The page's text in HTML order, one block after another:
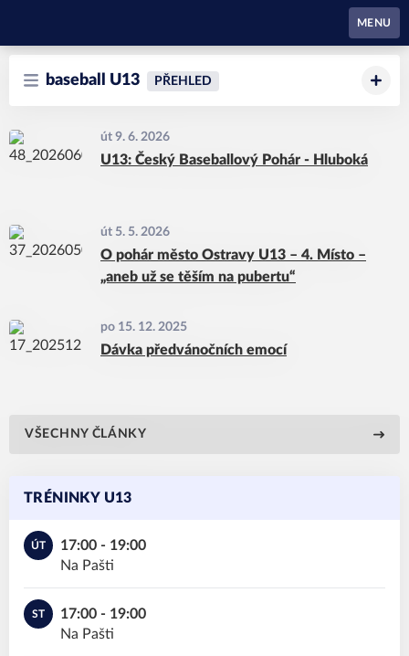
MENU
baseball U13 PŘEHLED
út 9. 6. 2026
U13: Český Baseballový Pohár - Hluboká
út 5. 5. 2026
O pohár město Ostravy U13 – 4. Místo –
„aneb už se těším na pubertu“
po 15. 12. 2025
Dávka předvánočních emocí
VŠECHNY ČLÁNKY
TRÉNINKY U13
ÚT
17:00 - 19:00
Na Pašti
ST
17:00 - 19:00
Na Pašti